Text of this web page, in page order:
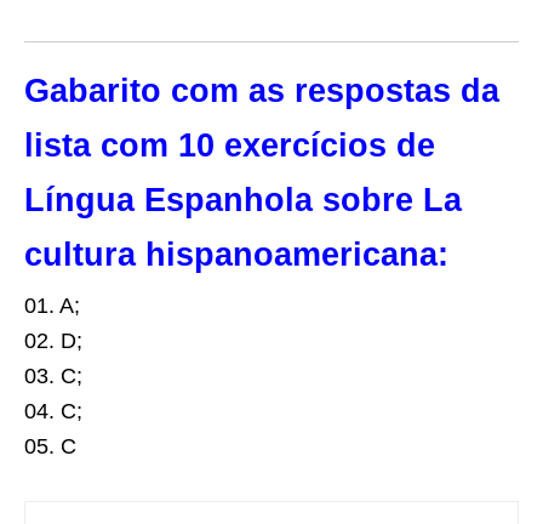
Gabarito com as respostas da
lista com 10 exercícios de
Língua Espanhola sobre La
cultura hispanoamericana:
01. A;
02. D;
03. C;
04. C;
05. C